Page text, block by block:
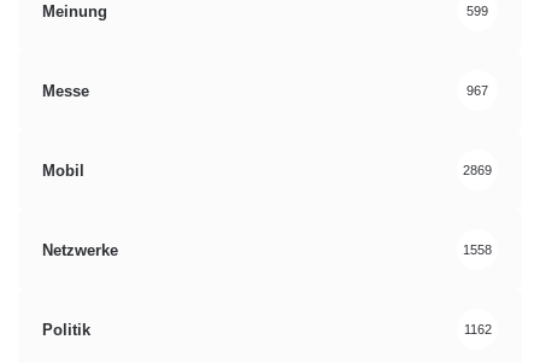
Meinung 599
Messe 967
Mobil 2869
Netzwerke 1558
Politik 1162